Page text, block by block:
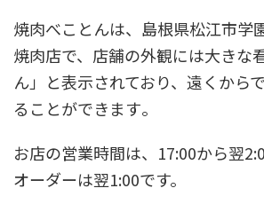
焼肉べことんは、島根県松江市学
焼肉店で、店舗の外観には大きな
ん」と表示されており、遠くから
ることができます​​。
お店の営業時間は、17:00から翌
オーダーは翌1:00です。